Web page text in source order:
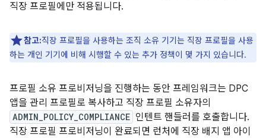
직장 프로필에만 적용됩니다.
참고:직장 프로필을 사용하는 조직 소유 기기는 직장 프로필을 사용
하는 개인 기기에 비해 시행할 수 있는 추가 정책이 몇 가지 있습니다.
프로필 소유 프로비저닝을 진행하는 동안 프레임워크는 DPC
앱을 관리 프로필로 복사하고 직장 프로필 소유자의
ADMIN_POLICY_COMPLIANCE 인텐트 핸들러를 호출합니다.
직장 프로필 프로비저닝이 완료되면 런처에 직장 배지 앱 아이